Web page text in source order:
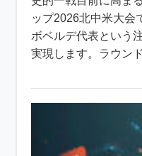
ップ2026北中米大会
ボベルデ代表という
実現します。ラウン